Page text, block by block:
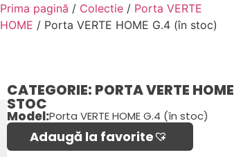
Prima pagină / Colectie / Porta VERTE
HOME / Porta VERTE HOME G.4 (în stoc)
CATEGORIE: PORTA VERTE HOME
STOC
Model:Porta VERTE HOME G.4 (în stoc)
Adaugă la favorite​